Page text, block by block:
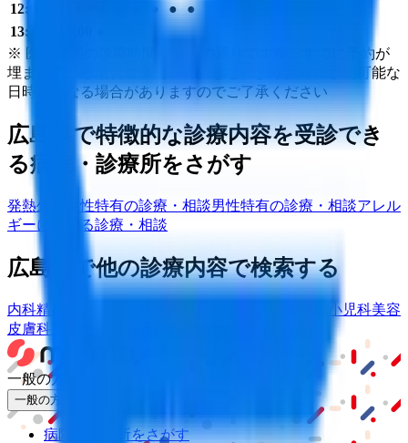
12:00〜13:00 ● ● ●
13:45〜17:00
※ 医療機関の診療時間は上記の通りですが、すでに予約が
埋まっている場合や病院の都合などにより実際に予約可能な
日時と異なる場合がありますのでご了承ください
広島県 で特徴的な診療内容を受診でき
る病院・診療所をさがす
発熱外来 女性特有の診療・相談男性特有の診療・相談アレル
ギーに関する診療・相談
広島県 で他の診療内容で検索する
内科精神科・心療内科 小児科美容
皮膚科
一般の方
一般の方
病院・診療所をさがす